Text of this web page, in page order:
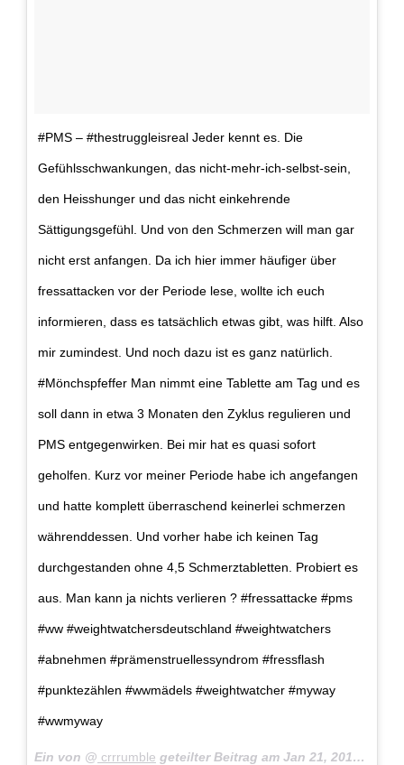
#PMS – #thestruggleisreal Jeder kennt es. Die
Gefühlsschwankungen, das nicht-mehr-ich-selbst-sein,
den Heisshunger und das nicht einkehrende
Sättigungsgefühl. Und von den Schmerzen will man gar
nicht erst anfangen. Da ich hier immer häufiger über
fressattacken vor der Periode lese, wollte ich euch
informieren, dass es tatsächlich etwas gibt, was hilft. Also
mir zumindest. Und noch dazu ist es ganz natürlich.
#Mönchspfeffer Man nimmt eine Tablette am Tag und es
soll dann in etwa 3 Monaten den Zyklus regulieren und
PMS entgegenwirken. Bei mir hat es quasi sofort
geholfen. Kurz vor meiner Periode habe ich angefangen
und hatte komplett überraschend keinerlei schmerzen
währenddessen. Und vorher habe ich keinen Tag
durchgestanden ohne 4,5 Schmerztabletten. Probiert es
aus. Man kann ja nichts verlieren ? #fressattacke #pms
#ww #weightwatchersdeutschland #weightwatchers
#abnehmen #prämenstruellessyndrom #fressflash
#punktezählen #wwmädels #weightwatcher #myway
#wwmyway
Ein von @ crrrumble geteilter Beitrag am Jan 21, 2018 um 8:42 PST